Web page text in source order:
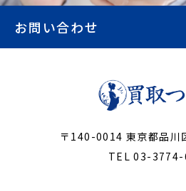
お問い合わせ
〒140-0014 東京都品川
TEL 03-3774-